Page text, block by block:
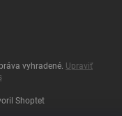
Shoptet
vyhradené. Upraviť